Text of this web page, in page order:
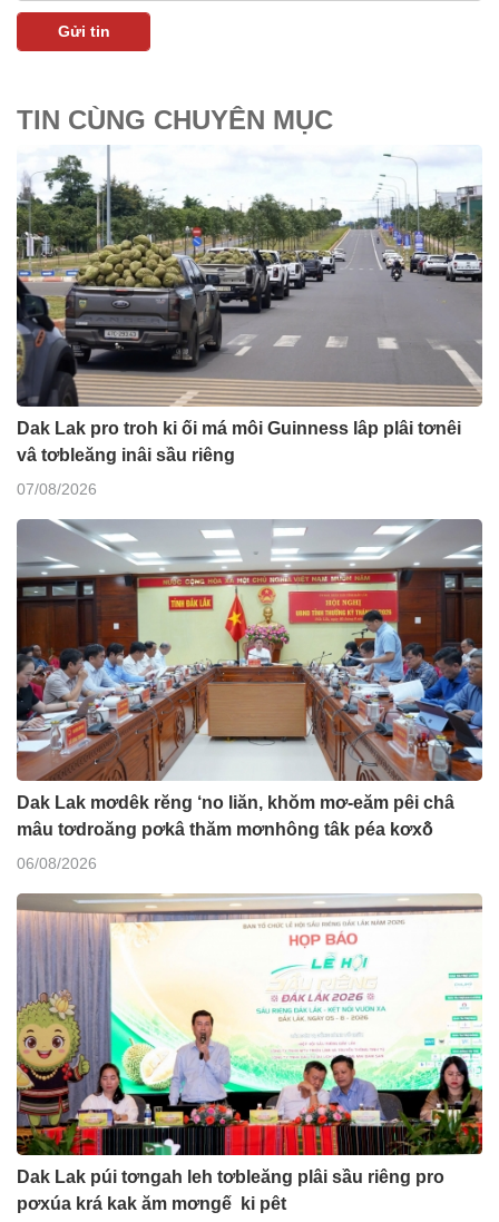
TIN CÙNG CHUYÊN MỤC
Dak Lak pro troh ki ối má môi Guinness lâp plâi tơnêi
vâ tơbleăng inâi sầu riêng
07/08/2026
Dak Lak mơdêk rĕng ‘no liăn, khŏm mơ-eăm pêi châ
mâu tơdroăng pơkâ thăm mơnhông tâk péa kơxô̆
06/08/2026
Dak Lak púi tơngah leh tơbleăng plâi sầu riêng pro
pơxúa krá kak ăm mơngế ki pêt